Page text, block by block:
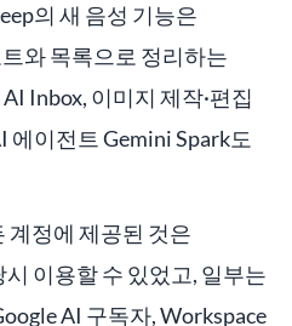
의 새 음성 기능은
와 목록으로 정리하는
Inbox, 이미지 제작·편집
에이전트 Gemini Spark도
계정에 제공된 것은
이용할 수 있었고, 일부는
AI 구독자, Workspace